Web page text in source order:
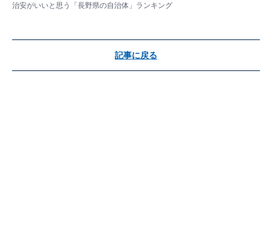
治安がいいと思う「長野県の自治体」ランキング
記事に戻る